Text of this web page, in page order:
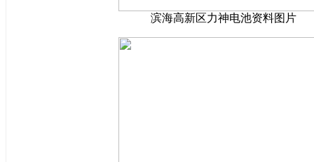
滨海高新区力神电池资料图片